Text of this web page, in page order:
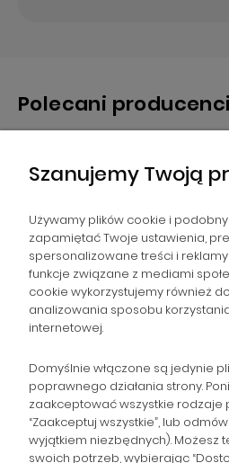
Polecani producenci
NAWIGACJA
POMOC
ZAMÓWIENIA
POPULARNE KATEGORIE
Szanujemy Twoją
Używamy plików cookie i
zapamiętać Twoje ustawienia,
spersonalizowane treści i
funkcje związane z mediami
cookie wykorzystujemy również
analizowania sposobu
internetowej.
Domyślnie włączone są jedynie
poprawnego działania strony.
zaakceptować wszystkie rodzaje
“Zaakceptuj wszystkie”, lub
wyjątkiem niezbędnych). Możesz
swoich potrzeb, wybierając